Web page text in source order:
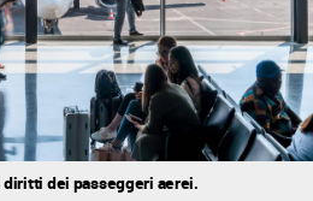
diritti dei passeggeri aerei.